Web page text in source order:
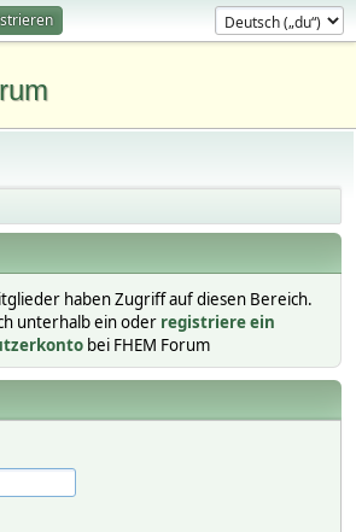
haben Zugriff auf diesen Bereich.
unterhalb ein oder registriere ein
bei FHEM Forum